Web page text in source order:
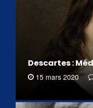
Descartes :
15 mars 2020